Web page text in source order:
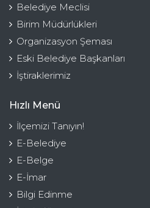
Belediye Meclisi
Birim Müdürlükleri
Organizasyon Şeması
Eski Belediye Başkanları
İştiraklerimiz
Hızlı Menü
İlçemizi Tanıyın!
E-Belediye
E-Belge
E-İmar
Bilgi Edinme